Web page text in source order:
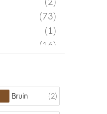
2
73
1
16
18
8
Bruin 2